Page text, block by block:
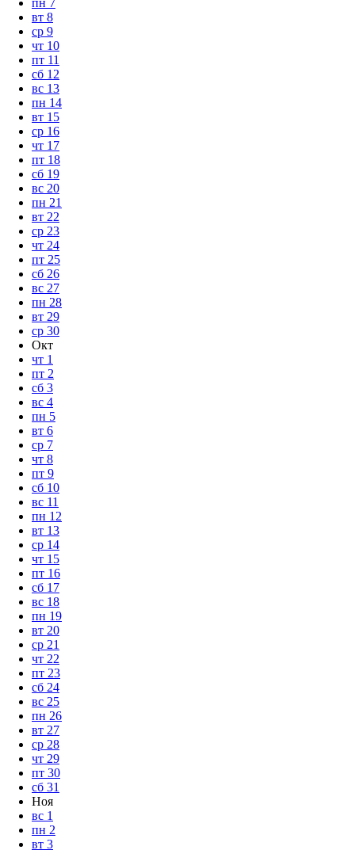
пн 7
вт 8
ср 9
чт 10
пт 11
сб 12
вс 13
пн 14
вт 15
ср 16
чт 17
пт 18
сб 19
вс 20
пн 21
вт 22
ср 23
чт 24
пт 25
сб 26
вс 27
пн 28
вт 29
ср 30
Окт
чт 1
пт 2
сб 3
вс 4
пн 5
вт 6
ср 7
чт 8
пт 9
сб 10
вс 11
пн 12
вт 13
ср 14
чт 15
пт 16
сб 17
вс 18
пн 19
вт 20
ср 21
чт 22
пт 23
сб 24
вс 25
пн 26
вт 27
ср 28
чт 29
пт 30
сб 31
Ноя
вс 1
пн 2
вт 3